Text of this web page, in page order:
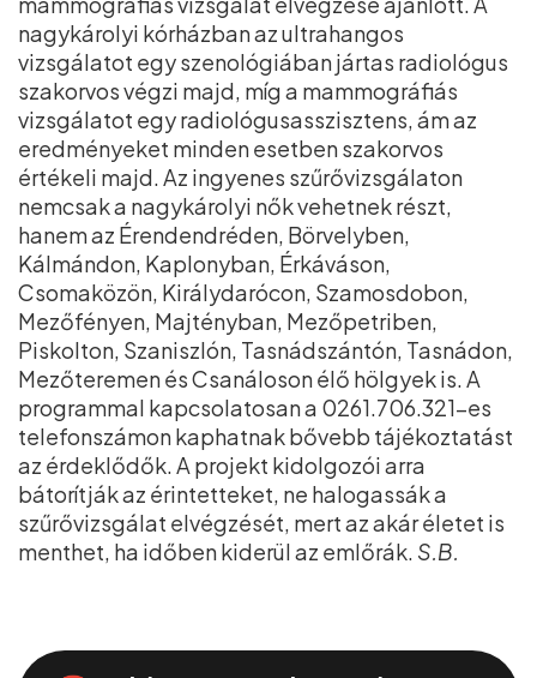
nagykárolyi kórházban az ultrahangos
vizsgálatot egy szenológiában jártas radiológus
szakorvos végzi majd, míg a mammográfiás
vizsgálatot egy radiológusasszisztens, ám az
eredményeket minden esetben szakorvos
értékeli majd. Az ingyenes szűrővizsgálaton
nemcsak a nagykárolyi nők vehetnek részt,
hanem az Érendendréden, Börvelyben,
Kálmándon, Kaplonyban, Érkáváson,
Csomaközön, Királydarócon, Szamosdobon,
Mezőfényen, Majtényban, Mezőpetriben,
Piskolton, Szaniszlón, Tasnádszántón, Tasnádon,
Mezőteremen és Csanáloson élő hölgyek is. A
programmal kapcsolatosan a 0261.706.321-es
telefonszámon kaphatnak bővebb tájékoztatást
az érdeklődők. A projekt kidolgozói arra
bátorítják az érintetteket, ne halogassák a
szűrővizsgálat elvégzését, mert az akár életet is
menthet, ha időben kiderül az emlőrák. S.B.